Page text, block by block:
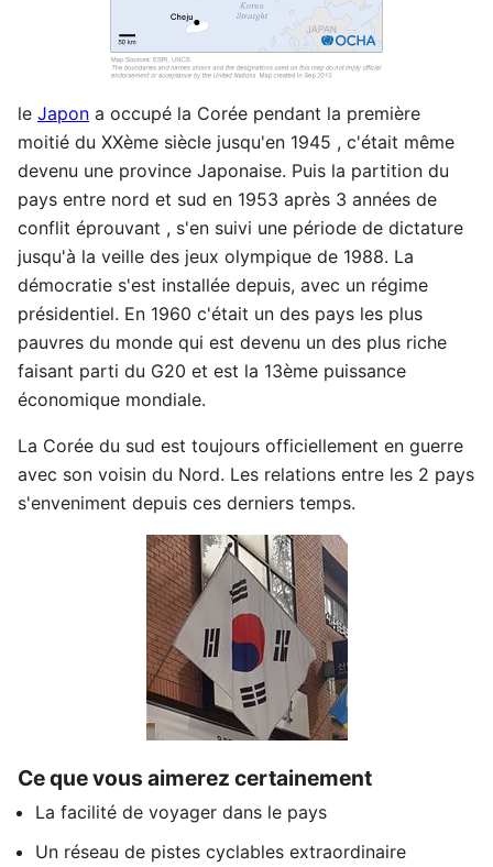
le Japon a occupé la Corée pendant la première
moitié du XXème siècle jusqu'en 1945 , c'était même
devenu une province Japonaise. Puis la partition du
pays entre nord et sud en 1953 après 3 années de
conflit éprouvant , s'en suivi une période de dictature
jusqu'à la veille des jeux olympique de 1988. La
démocratie s'est installée depuis, avec un régime
présidentiel. En 1960 c'était un des pays les plus
pauvres du monde qui est devenu un des plus riche
faisant parti du G20 et est la 13ème puissance
économique mondiale.
La Corée du sud est toujours officiellement en guerre
avec son voisin du Nord. Les relations entre les 2 pays
s'enveniment depuis ces derniers temps.
Ce que vous aimerez certainement
La facilité de voyager dans le pays
Un réseau de pistes cyclables extraordinaire